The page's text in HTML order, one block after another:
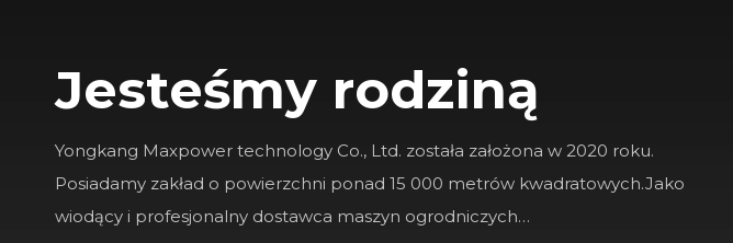
K-MAXPOWER 2-CALOWY DR-GS-65V RĘBAK DO DREWNA
Jesteśmy rodziną
Yongkang Maxpower technology Co., Ltd. została założona w 2020 roku.
Posiadamy zakład o powierzchni ponad 15 000 metrów kwadratowych.Jako
wiodący i profesjonalny dostawca maszyn ogrodniczych…